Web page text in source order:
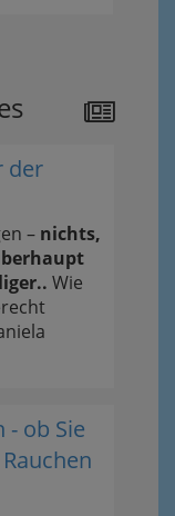
der
– nichts,
Wie
- ob Sie